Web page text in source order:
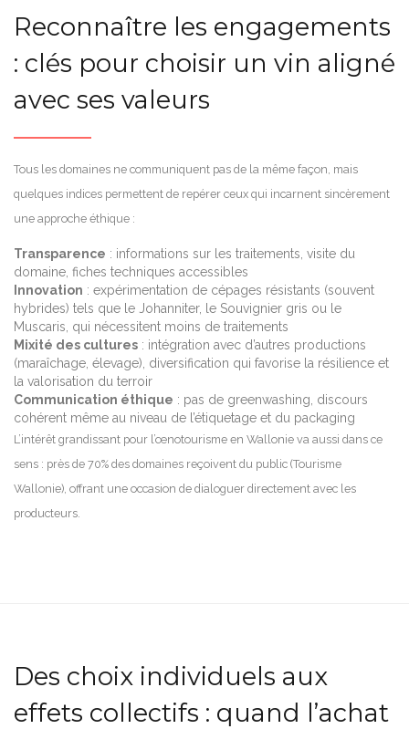
Reconnaître les engagements
: clés pour choisir un vin aligné
avec ses valeurs
Tous les domaines ne communiquent pas de la même façon, mais
quelques indices permettent de repérer ceux qui incarnent sincèrement
une approche éthique :
Transparence : informations sur les traitements, visite du
domaine, fiches techniques accessibles
Innovation : expérimentation de cépages résistants (souvent
hybrides) tels que le Johanniter, le Souvignier gris ou le
Muscaris, qui nécessitent moins de traitements
Mixité des cultures : intégration avec d’autres productions
(maraîchage, élevage), diversification qui favorise la résilience et
la valorisation du terroir
Communication éthique : pas de greenwashing, discours
cohérent même au niveau de l’étiquetage et du packaging
L’intérêt grandissant pour l’œnotourisme en Wallonie va aussi dans ce
sens : près de 70% des domaines reçoivent du public (Tourisme
Wallonie), offrant une occasion de dialoguer directement avec les
producteurs.
Des choix individuels aux
effets collectifs : quand l’achat